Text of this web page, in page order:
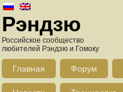
Рэндзю
Российское сообщество
любителей Рэндзю и Гомоку
Главная Форум